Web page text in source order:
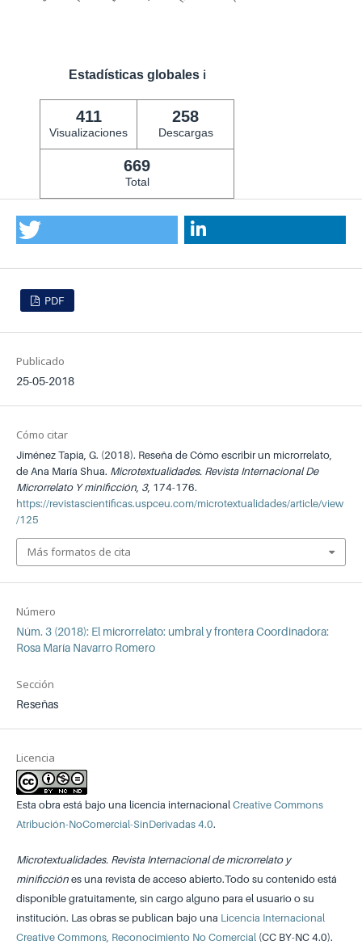
Estadísticas globales ℹ️
411
Visualizaciones
258
Descargas
669
Total
PDF
Publicado
25-05-2018
Número
Núm. 3 (2018): El microrrelato: umbral y frontera Coordinadora:
Rosa María Navarro Romero
Sección
Reseñas
Licencia
Esta obra está bajo una licencia internacional Creative Commons
Atribución-NoComercial-SinDerivadas 4.0.
Microtextualidades. Revista Internacional de microrrelato y
minificciónes una revista de acceso abierto.Todo su contenido está
disponible gratuitamente, sin cargo alguno para el usuario o su
institución. Las obras se publican bajo una Licencia Internacional
Creative Commons, Reconocimiento No Comercial (CC BY-NC 4.0).
Cómo citar
Jiménez Tapia, G. (2018). Reseña de Cómo escribir un microrrelato,
de Ana María Shua. Microtextualidades. Revista Internacional De
Microrrelato Y minificción, 3, 174-176.
https://revistascientificas.uspceu.com/microtextualidades/article/view
/125
Más formatos de cita